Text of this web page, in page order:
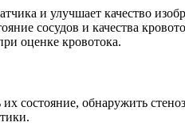
и улучшает качество
сосудов и качества
оценке кровотока.
состояние, обнаружить